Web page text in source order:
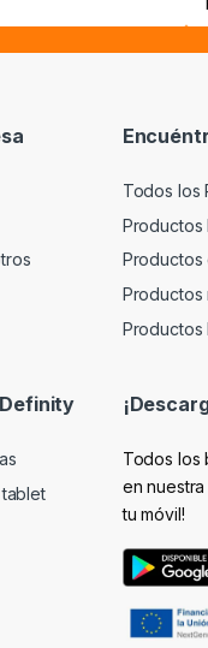
Todos los
Productos
Productos
Productos
Productos
Todos los
en
tu móvil!